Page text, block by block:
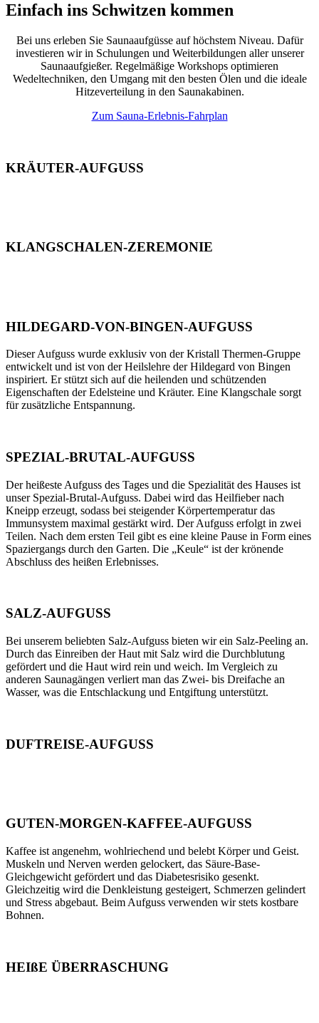
Einfach ins Schwitzen kommen
Bei uns erleben Sie Saunaaufgüsse auf höchstem Niveau. Dafür
investieren wir in Schulungen und Weiterbildungen aller unserer
Saunaaufgießer. Regelmäßige Workshops optimieren
Wedeltechniken, den Umgang mit den besten Ölen und die ideale
Hitzeverteilung in den Saunakabinen.
Zum Sauna-Erlebnis-Fahrplan
KRÄUTER-AUFGUSS
KLANGSCHALEN-ZEREMONIE
HILDEGARD-VON-BINGEN-AUFGUSS
Dieser Aufguss wurde exklusiv von der Kristall Thermen-Gruppe
entwickelt und ist von der Heilslehre der Hildegard von Bingen
inspiriert. Er stützt sich auf die heilenden und schützenden
Eigenschaften der Edelsteine und Kräuter. Eine Klangschale sorgt
für zusätzliche Entspannung.
SPEZIAL-BRUTAL-AUFGUSS
Der heißeste Aufguss des Tages und die Spezialität des Hauses ist
unser Spezial-Brutal-Aufguss. Dabei wird das Heilfieber nach
Kneipp erzeugt, sodass bei steigender Körpertemperatur das
Immunsystem maximal gestärkt wird. Der Aufguss erfolgt in zwei
Teilen. Nach dem ersten Teil gibt es eine kleine Pause in Form eines
Spaziergangs durch den Garten. Die „Keule“ ist der krönende
Abschluss des heißen Erlebnisses.
SALZ-AUFGUSS
Bei unserem beliebten Salz-Aufguss bieten wir ein Salz-Peeling an.
Durch das Einreiben der Haut mit Salz wird die Durchblutung
gefördert und die Haut wird rein und weich. Im Vergleich zu
anderen Saunagängen verliert man das Zwei- bis Dreifache an
Wasser, was die Entschlackung und Entgiftung unterstützt.
DUFTREISE-AUFGUSS
GUTEN-MORGEN-KAFFEE-AUFGUSS
Kaffee ist angenehm, wohlriechend und belebt Körper und Geist.
Muskeln und Nerven werden gelockert, das Säure-Base-
Gleichgewicht gefördert und das Diabetesrisiko gesenkt.
Gleichzeitig wird die Denkleistung gesteigert, Schmerzen gelindert
und Stress abgebaut. Beim Aufguss verwenden wir stets kostbare
Bohnen.
HEIßE ÜBERRASCHUNG